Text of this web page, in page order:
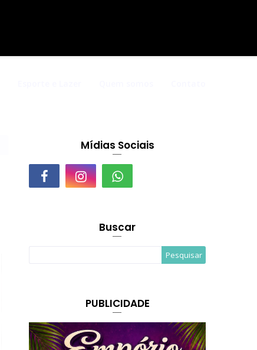
Mídias Sociais
Buscar
PUBLICIDADE